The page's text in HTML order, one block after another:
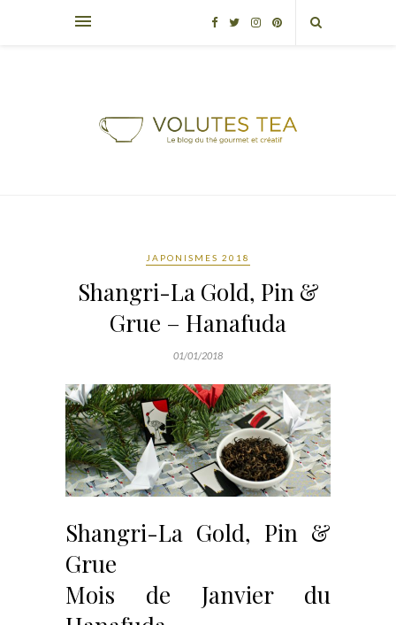
JAPONISMES 2018
Shangri-La Gold, Pin &
Grue – Hanafuda
01/01/2018
Shangri-La Gold, Pin &
Grue
Mois de Janvier du